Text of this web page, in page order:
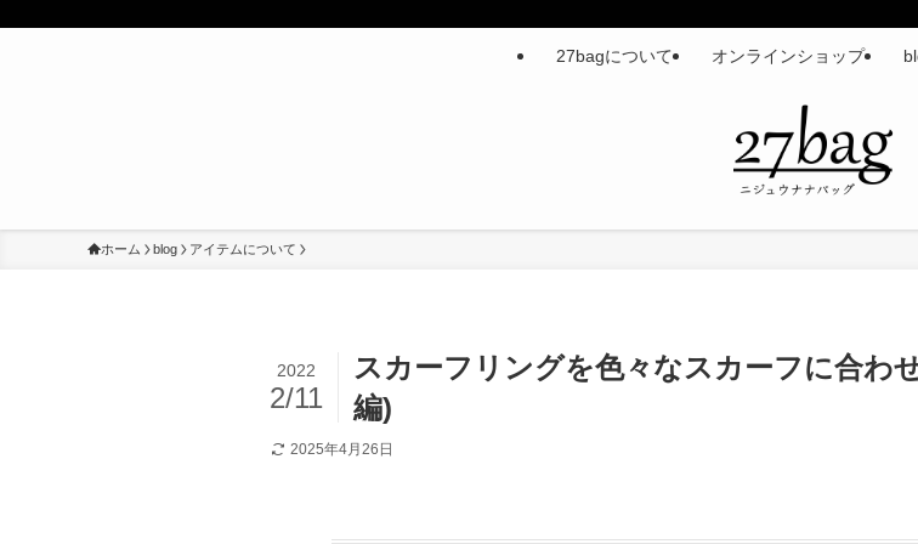
27bagについて オンラインショップ
ホーム blog アイテムについて
スカーフリングを色々なスカーフに合わ
編)
2022
2/11
2025年4月26日